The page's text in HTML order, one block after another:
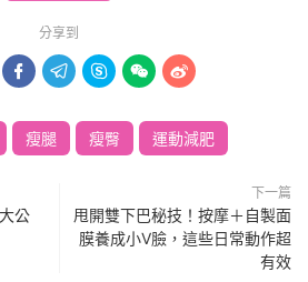
分享到
    
瘦腿 瘦臀 運動減肥
公
下一篇
甩開雙下巴秘技！按摩＋自製面
膜養成小V臉，這些日常動作超
有效